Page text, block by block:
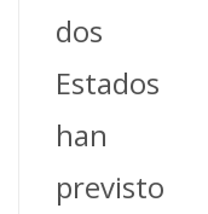
dos
Estados
han
previsto